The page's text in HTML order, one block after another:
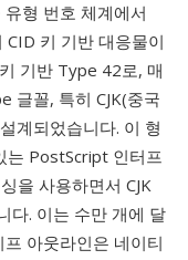
형 번호 체계에서
키 기반 대응물이
기반 Type 42로, 매
글꼴, 특히 CJK(중국
계되었습니다. 이 형
는 PostScript 인터프
을 사용하면서 CJK
다. 이는 수만 개에 달
아웃라인은 네이티